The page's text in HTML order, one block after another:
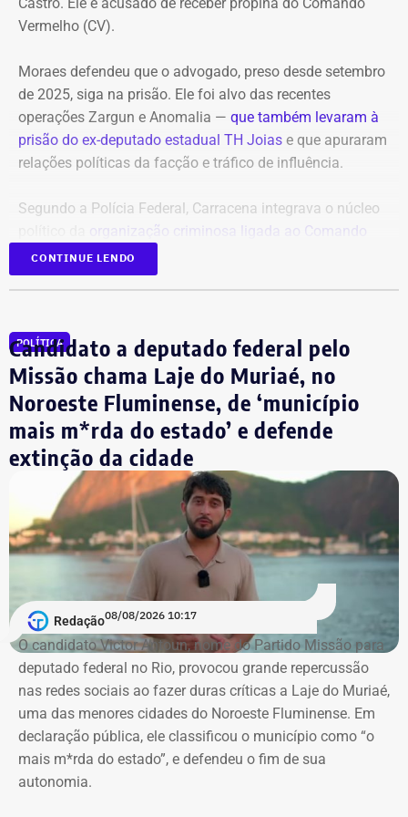
que ocorreria na sexta-feira (07), foi adiada para a
próxima quinta-feira (13).
Com informações do portal “g1”.
Vermelho (CV).
Moraes defendeu que o advogado, preso desde setembro
de 2025, siga na prisão. Ele foi alvo das recentes
operações Zargun e Anomalia — que também levaram à
prisão do ex-deputado estadual TH Joias e que apuraram
relações políticas da facção e tráfico de influência.
Segundo a Polícia Federal, Carracena integrava o núcleo
organização criminosa ligada ao Comando
Vermelhoe repassava informações privilegiadas sobre
operações policiais em áreas comandadas pela facção.
de Oliveira, o “Índio do Lixão”, apontado como um dos
chefes do CV, mantinha contato direto com o advogado.
Pedido da defesa de Carracena
O voto de Moraes foi dado no julgamento virtual de um
pedido da defesa de Carracena. Além da liberdade do ex-
secretário, os advogados querem que sejam
consideradas ilícitas provas encontradas pelas
investigações no celular do advogado. A alegação aponta
que os dados foram extraídos do aparelho sem o
acompanhamento de representantes da OAB e dos
advogados de defesa.
Moraes, porém, afastou a alegação de que teria havido
violação da cadeia de custódia das provas. Segundo o
ministro, não existem “quaisquer indícios ou evidências
concretas” que sustentem essa possibilidade. Ele
também descartou a hipótese de que o sigilo das
comunicações profissionais de Alessandro Carracena, na
CONTINUE LENDO
POLÍTICA
Candidato a deputado federal pelo
Missão chama Laje do Muriaé, no
Noroeste Fluminense, de ‘município
mais m*rda do estado’ e defende
extinção da cidade
Redação08/08/2026 10:17
O candidato Victor Antoun, nome do Partido Missão para
deputado federal no Rio, provocou grande repercussão
nas redes sociais ao fazer duras críticas a Laje do Muriaé,
uma das menores cidades do Noroeste Fluminense. Em
declaração pública, ele classificou o município como “o
mais m*rda do estado”, e defendeu o fim de sua
autonomia.